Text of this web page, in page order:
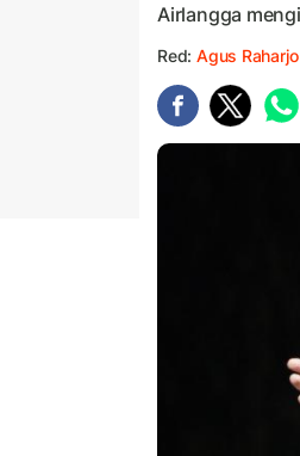
Airlangga
Red: Agus Raharjo